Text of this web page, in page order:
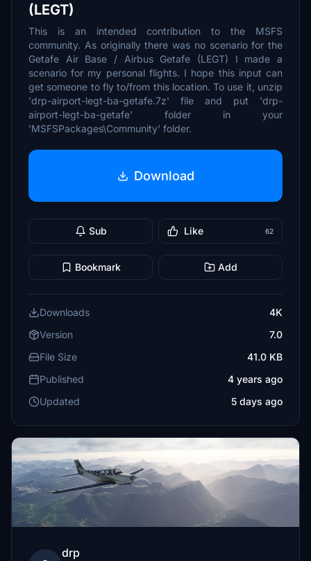
(LEGT)
This is an intended contribution to the MSFS
community. As originally there was no scenario for the
Getafe Air Base / Airbus Getafe (LEGT) I made a
scenario for my personal flights. I hope this input can
get someone to fly to/from this location. To use it, unzip
'drp-airport-legt-ba-getafe.7z' file and put 'drp-
airport-legt-ba-getafe' folder in your
'MSFSPackages\Community' folder.
Download
Sub Like 62
Bookmark Add
Downloads
4K
Version
7.0
File Size
41.0 KB
Published
4 years ago
Updated
5 days ago
drp